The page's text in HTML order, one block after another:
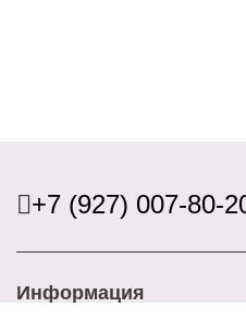
+7 (927) 007-80-
Информация